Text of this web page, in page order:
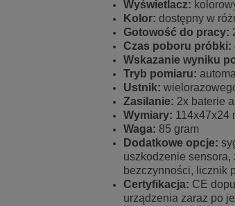
Wyświetlacz:
Kolor: dostępny w
Gotowość do pracy:
Czas poboru próbki:
Wskazanie wyniku
Tryb pomiaru:
Ustnik:
Zasilanie: 2x baterie
Wymiary: 114x47x24
Waga: 85 gram
Dodatkowe opcje:
uszkodzenie sensora,
bezczynności, licznik
Certyfikacja: CE
urządzenia zaraz po